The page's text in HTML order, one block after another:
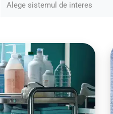
Alege sistemul de interes